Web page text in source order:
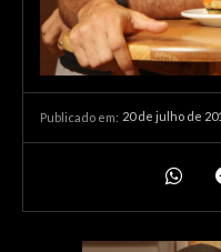
Publicado em: 20 de julho de